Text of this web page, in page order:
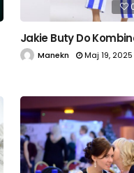
Jakie Buty Do
Manekn Maj 19, 2025